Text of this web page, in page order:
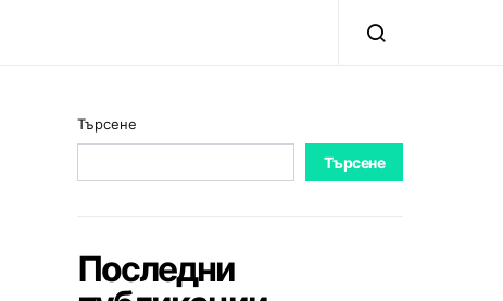
Търсене
Търсене
Последни